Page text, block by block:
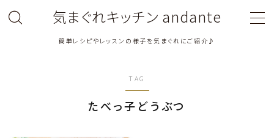
気まぐれキッチン andante
簡単レシピやレッスンの様子を気まぐれにご紹介♪
TAG
たべっ子どうぶつ